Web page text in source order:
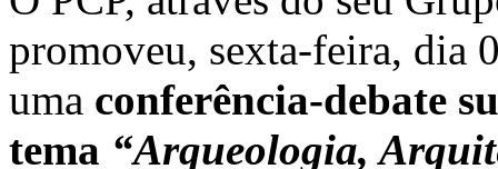
promoveu, sexta-feira, dia
uma conferência-debate
tema “Arqueologia,